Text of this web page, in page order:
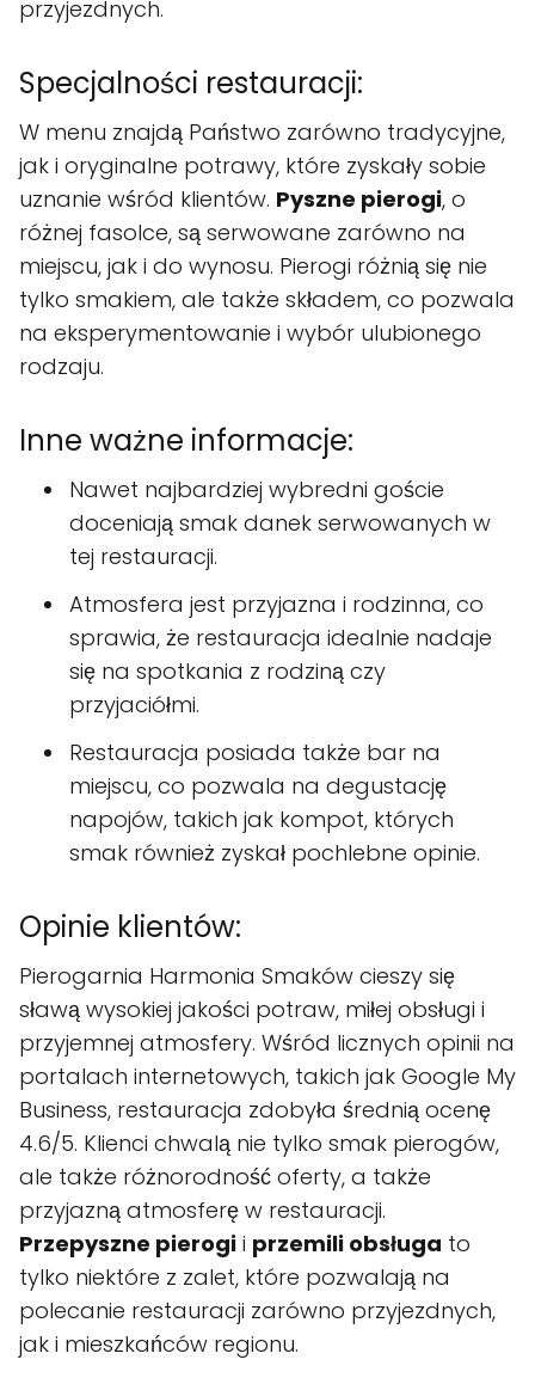
przyjezdnych.
Specjalności restauracji:
W menu znajdą Państwo zarówno tradycyjne,
jak i oryginalne potrawy, które zyskały sobie
uznanie wśród klientów. Pyszne pierogi, o
różnej fasolce, są serwowane zarówno na
miejscu, jak i do wynosu. Pierogi różnią się nie
tylko smakiem, ale także składem, co pozwala
na eksperymentowanie i wybór ulubionego
rodzaju.
Inne ważne informacje:
Nawet najbardziej wybredni goście
doceniają smak danek serwowanych w
tej restauracji.
Atmosfera jest przyjazna i rodzinna, co
sprawia, że restauracja idealnie nadaje
się na spotkania z rodziną czy
przyjaciółmi.
Restauracja posiada także bar na
miejscu, co pozwala na degustację
napojów, takich jak kompot, których
smak również zyskał pochlebne opinie.
Opinie klientów:
Pierogarnia Harmonia Smaków cieszy się
sławą wysokiej jakości potraw, miłej obsługi i
przyjemnej atmosfery. Wśród licznych opinii na
portalach internetowych, takich jak Google My
Business, restauracja zdobyła średnią ocenę
4.6/5. Klienci chwalą nie tylko smak pierogów,
ale także różnorodność oferty, a także
przyjazną atmosferę w restauracji.
Przepyszne pierogi i przemili obsługa to
tylko niektóre z zalet, które pozwalają na
polecanie restauracji zarówno przyjezdnych,
jak i mieszkańców regionu.